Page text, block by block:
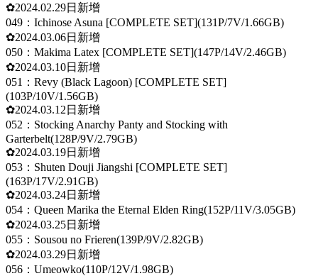
✿2024.02.29日新增
049：Ichinose Asuna [COMPLETE SET](131P/7V/1.66GB)
✿2024.03.06日新增
050：Makima Latex [COMPLETE SET](147P/14V/2.46GB)
✿2024.03.10日新增
051：Revy (Black Lagoon) [COMPLETE SET]
(103P/10V/1.56GB)
✿2024.03.12日新增
052：Stocking Anarchy Panty and Stocking with
Garterbelt(128P/9V/2.79GB)
✿2024.03.19日新增
053：Shuten Douji Jiangshi [COMPLETE SET]
(163P/17V/2.91GB)
✿2024.03.24日新增
054：Queen Marika the Eternal Elden Ring(152P/11V/3.05GB)
✿2024.03.25日新增
055：Sousou no Frieren(139P/9V/2.82GB)
✿2024.03.29日新增
056：Umeowko(110P/12V/1.98GB)